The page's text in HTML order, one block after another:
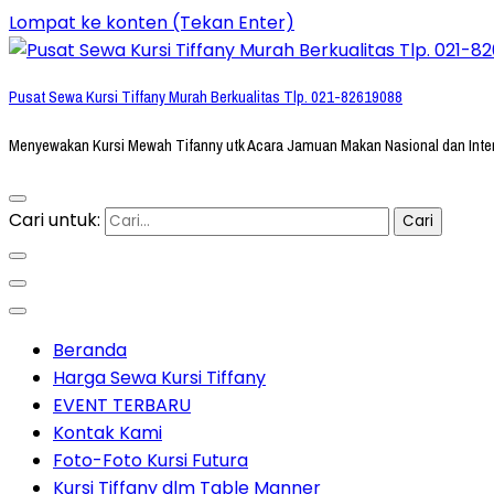
Lompat ke konten (Tekan Enter)
Pusat Sewa Kursi Tiffany Murah Berkualitas Tlp. 021-82619088
Menyewakan Kursi Mewah Tifanny utk Acara Jamuan Makan Nasional dan
Cari untuk:
Beranda
Harga Sewa Kursi Tiffany
EVENT TERBARU
Kontak Kami
Foto-Foto Kursi Futura
Kursi Tiffany dlm Table Manner